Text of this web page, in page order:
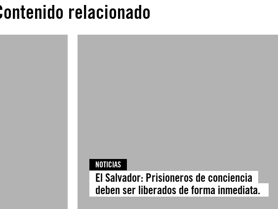
relacionado
NOTICIAS
El Salvador: Prisioneros de conciencia
deben ser liberados de forma inmediata.